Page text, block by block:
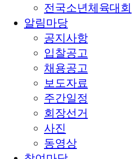
전국소년체육대회
알림마당
공지사항
입찰공고
채용공고
보도자료
주간일정
회장선거
사진
동영상